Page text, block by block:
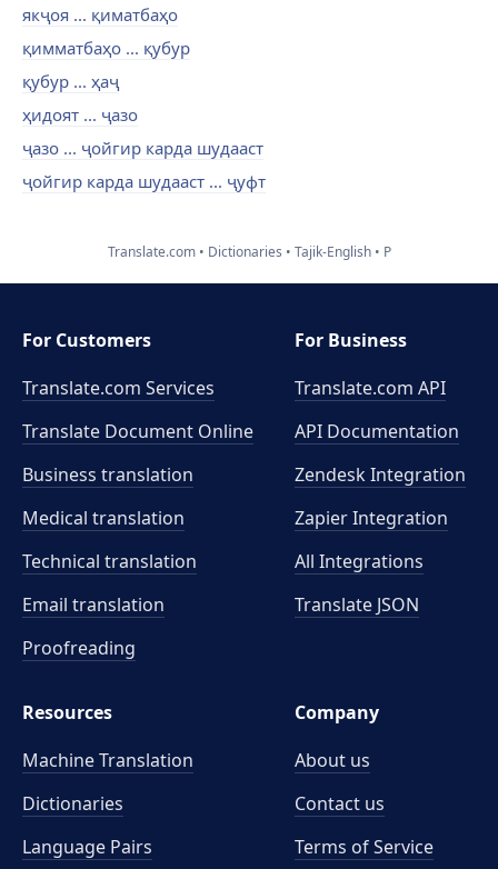
якҷоя ... қиматбаҳо
қимматбаҳо ... қубур
қубур ... ҳаҷ
ҳидоят ... ҷазо
ҷазо ... ҷойгир карда шудааст
ҷойгир карда шудааст ... ҷуфт
Translate.com Dictionaries Tajik-English P
For Customers
Translate.com Services
Translate Document Online
Business translation
Medical translation
Technical translation
Email translation
Proofreading
For Business
Translate.com API
API Documentation
Zendesk Integration
Zapier Integration
All Integrations
Translate JSON
Resources
Machine Translation
Dictionaries
Language Pairs
Company
About us
Contact us
Terms of Service